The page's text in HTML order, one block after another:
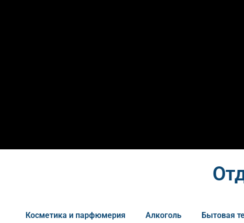
Косметика и парфюмерия Алкоголь Бытовая